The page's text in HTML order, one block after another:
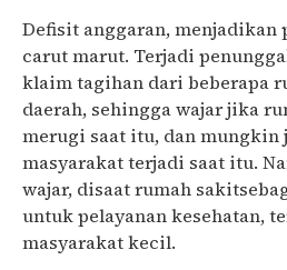
Defisit anggaran, menjadikan
carut marut. Terjadi
klaim tagihan dari beberapa
daerah, sehingga wajar jika
merugi saat itu, dan mungkin
masyarakat terjadi saat itu.
wajar, disaat rumah
untuk pelayanan kesehatan,
masyarakat kecil.